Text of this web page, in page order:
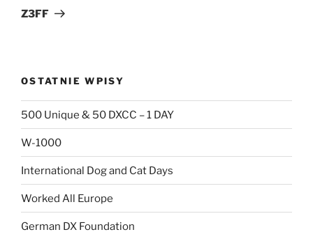
wpis
Z3FF
OSTATNIE WPISY
500 Unique & 50 DXCC – 1 DAY
W-1000
International Dog and Cat Days
Worked All Europe
German DX Foundation